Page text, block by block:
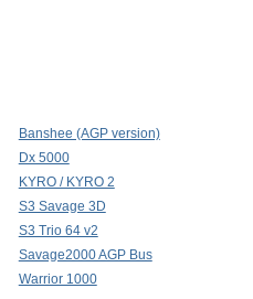
Banshee (AGP version)
Dx 5000
KYRO / KYRO 2
S3 Savage 3D
S3 Trio 64 v2
Savage2000 AGP Bus
Warrior 1000